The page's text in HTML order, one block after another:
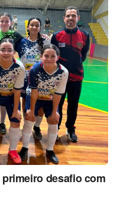
desafio com